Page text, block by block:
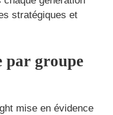
stratégiques et
par groupe
mise en évidence